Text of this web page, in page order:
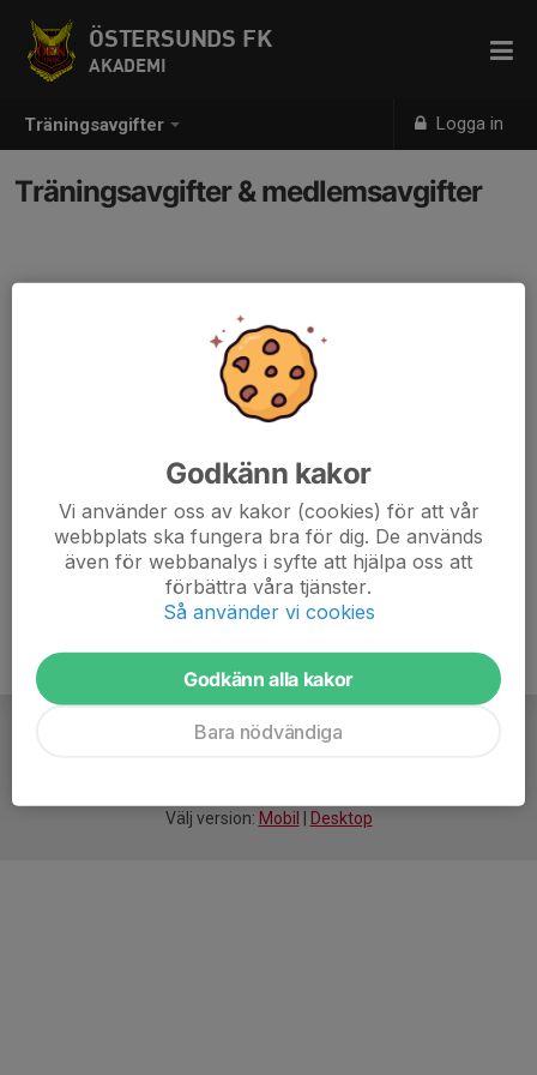
Träningsavgifter Logga in
ÖSTERSUNDS FK
AKADEMI
Träningsavgifter & medlemsavgifter
Välj version: Mobil Desktop
Godkänn kakor
Vi använder oss av kakor (cookies) för att vår
webbplats ska fungera bra för dig. De används
även för webbanalys i syfte att hjälpa oss att
förbättra våra tjänster.
Så använder vi cookies
Godkänn alla kakor
Bara nödvändiga